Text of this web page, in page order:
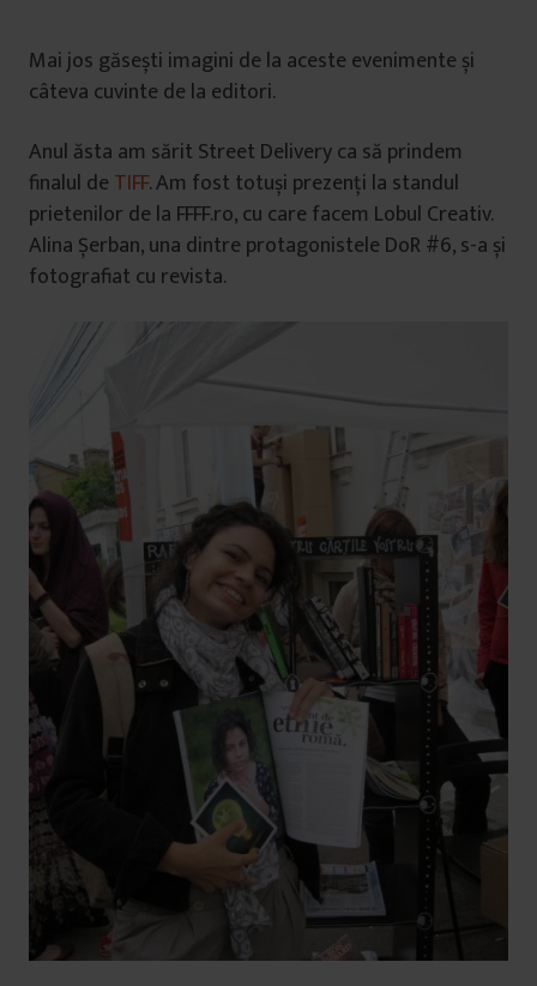
Mai jos găsești imagini de la aceste evenimente și
câteva cuvinte de la editori.
Anul ăsta am sărit Street Delivery ca să prindem
finalul de TIFF. Am fost totuși prezenți la standul
prietenilor de la FFFF.ro, cu care facem Lobul Creativ.
Alina Șerban, una dintre protagonistele DoR #6, s-a și
fotografiat cu revista.